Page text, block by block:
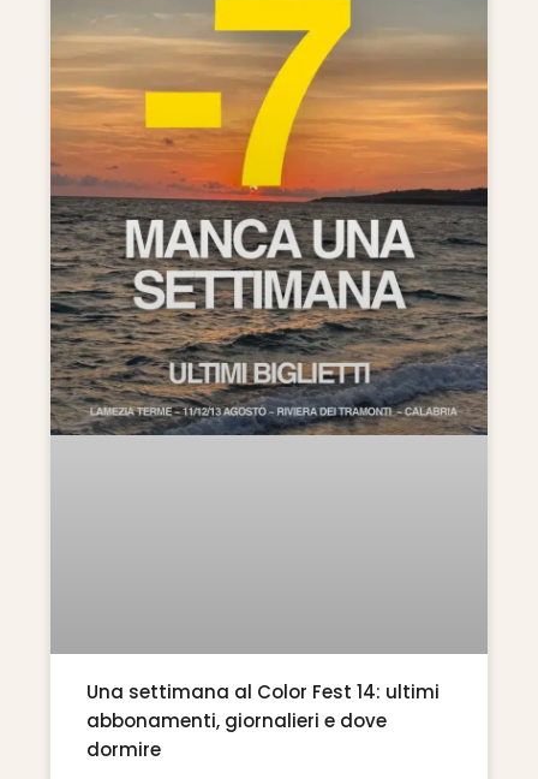
Una settimana al Color Fest 14: ultimi
abbonamenti, giornalieri e dove
dormire